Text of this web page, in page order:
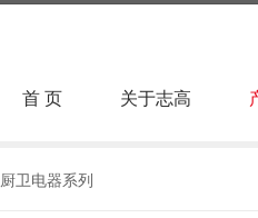
首 页 关于志高
厨卫电器系列